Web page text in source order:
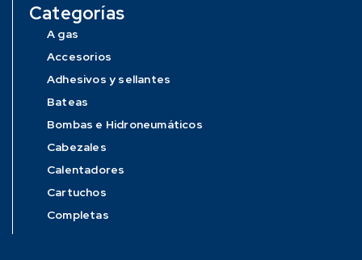
Categorías
A gas
Accesorios
Adhesivos y sellantes
Bateas
Bombas e Hidroneumáticos
Cabezales
Calentadores
Cartuchos
Completas